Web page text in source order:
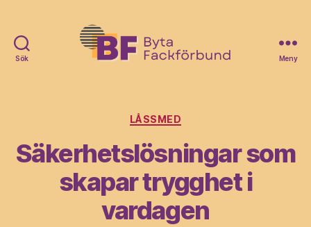
Sök Meny
Kategorier
LÅSSMED
Säkerhetslösningar som
skapar trygghet i
vardagen